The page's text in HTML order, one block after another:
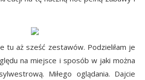
tu aż sześć zestawów. Podzieliłam je
na miejsce i sposób w jaki można
Miłego oglądania. Dajcie